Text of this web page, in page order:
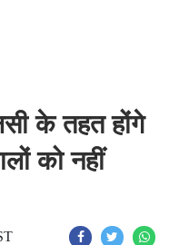
के तहत होंगे
को नहीं